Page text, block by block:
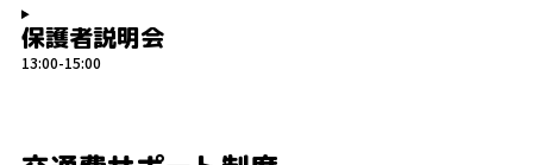
保護者説明会
13:00-15:00